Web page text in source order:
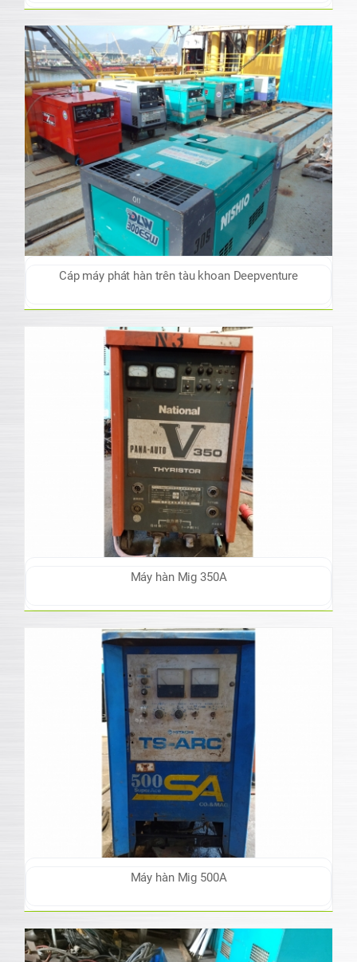
Cáp máy phát hàn trên tàu khoan Deepventure
Máy hàn Mig 350A
Máy hàn Mig 500A